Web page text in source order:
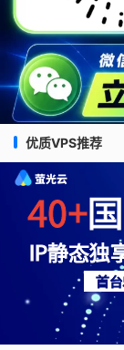
优质VPS推荐